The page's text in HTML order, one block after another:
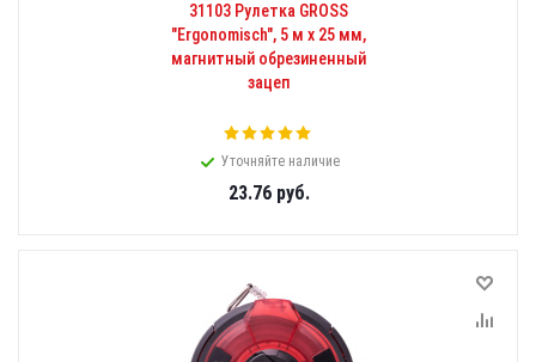
31103 Рулетка GROSS
"Ergonomisch", 5 м x 25 мм,
магнитный обрезиненный
зацеп
Уточняйте наличие
23.76руб.